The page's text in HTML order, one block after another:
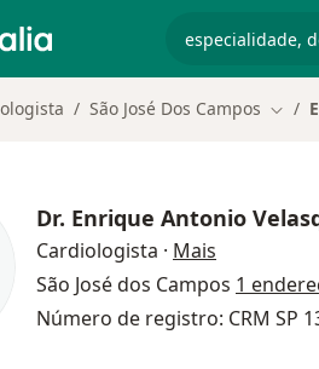
São José Dos Campos
Dr. Enrique Antonio
Cardiologista · Mais
São José dos Campos 1
Número de registro: CRM SP